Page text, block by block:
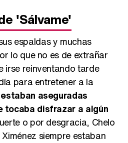
'Sálvame'
espaldas y muchas
lo que no es de extrañar
irse reinventando tarde
para entretener a la
aseguradas
tocaba disfrazar a algún
o por desgracia, Chelo
siempre estaban